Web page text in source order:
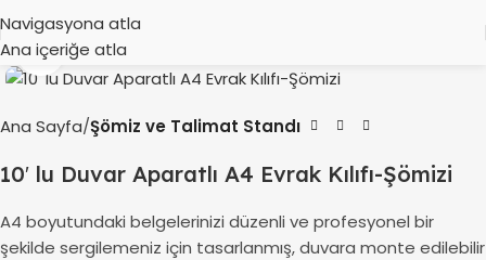
Navigasyona atla
Ana içeriğe atlaBüyütmek için tıklayın
Ana Sayfa Şömiz ve Talimat Standı
10′ lu Duvar Aparatlı A4 Evrak Kılıfı-Şömizi
A4 boyutundaki belgelerinizi düzenli ve profesyonel bir
şekilde sergilemeniz için tasarlanmış, duvara monte edilebilir